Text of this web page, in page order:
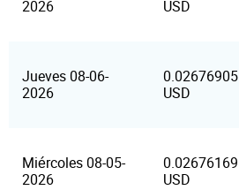
2026
USD
Jueves 08-06-
2026
0.02676905
USD
Miércoles 08-05-
2026
0.02676169
USD